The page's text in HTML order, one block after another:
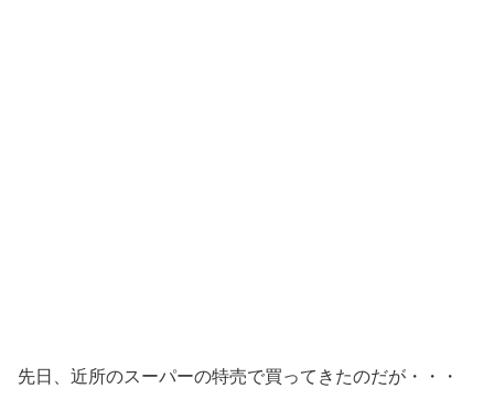
先日、近所のスーパーの特売で買ってきたのだが・・・